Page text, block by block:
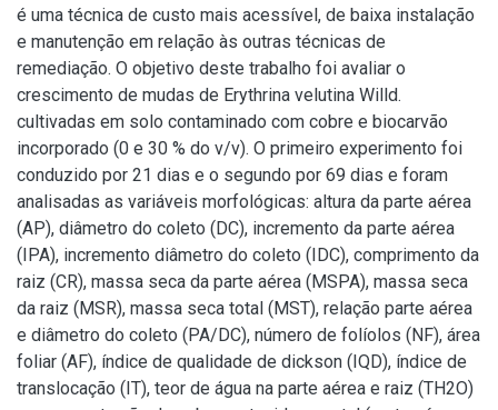
é uma técnica de custo mais acessível, de baixa instalação
e manutenção em relação às outras técnicas de
remediação. O objetivo deste trabalho foi avaliar o
crescimento de mudas de Erythrina velutina Willd.
cultivadas em solo contaminado com cobre e biocarvão
incorporado (0 e 30 % do v/v). O primeiro experimento foi
conduzido por 21 dias e o segundo por 69 dias e foram
analisadas as variáveis morfológicas: altura da parte aérea
(AP), diâmetro do coleto (DC), incremento da parte aérea
(IPA), incremento diâmetro do coleto (IDC), comprimento da
raiz (CR), massa seca da parte aérea (MSPA), massa seca
da raiz (MSR), massa seca total (MST), relação parte aérea
e diâmetro do coleto (PA/DC), número de folíolos (NF), área
foliar (AF), índice de qualidade de dickson (IQD), índice de
translocação (IT), teor de água na parte aérea e raiz (TH2O)